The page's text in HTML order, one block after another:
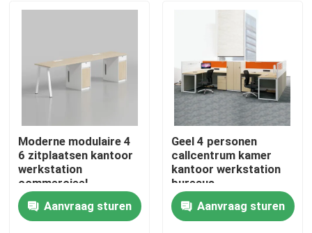
Thuis
Moderne modulaire 4
6 zitplaatsen kantoor
werkstation
commercieel
personeel kantoor
bureau met privacy
scherm
Aanvraag sturen
Geel 4 personen
callcentrum kamer
kantoor werkstation
bureaus
Aanvraag sturen